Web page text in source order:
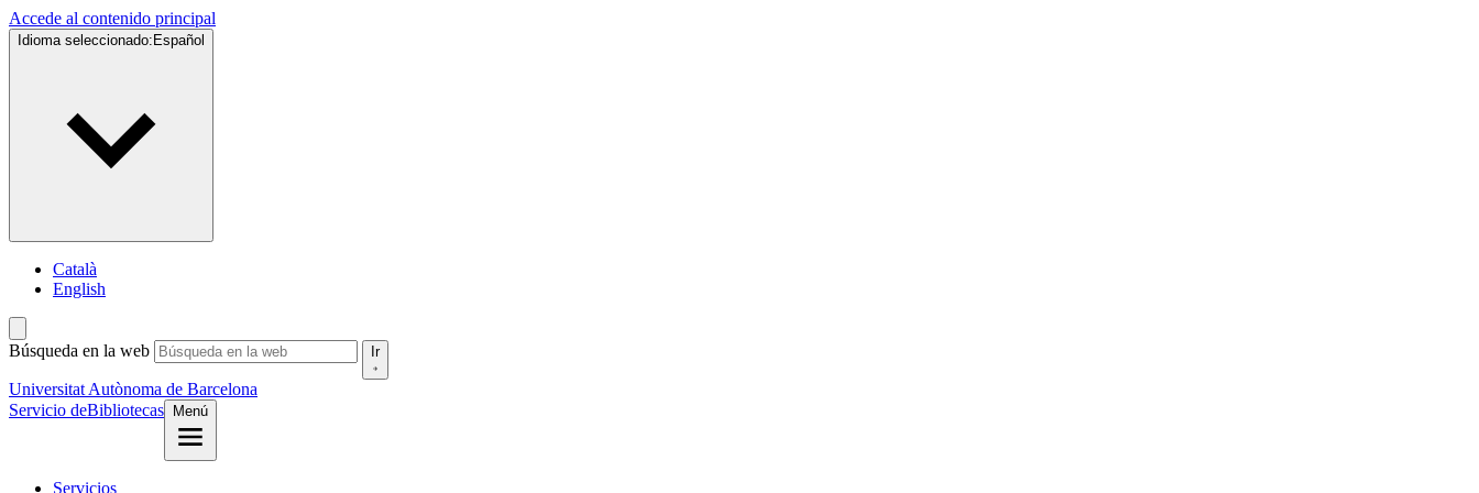
Accede al contenido principal
Idioma seleccionado: Español
Català
English
Búsqueda en la web Ir
Universitat Autònoma de Barcelona
Servicio deBibliotecas Menú
Servicios